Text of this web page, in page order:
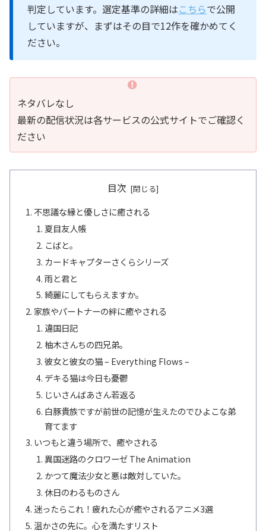
判定しています。選定基準の詳細はこちらで公開
していますが、まずはその目で12作を確かめてく
ださい。
ネタバレなし
最新の配信状況は各サービスの公式サイトでご確認く
ださい
目次
不思議な縁と優しさに癒される
夏目友人帳
こばと。
カードキャプターさくらシリーズ
雨と君と
綺麗にしてもらえますか。
家族やパートナーの絆に癒やされる
違国日記
柚木さんちの四兄弟。
彼女と彼女の猫 – Everything Flows –
デキる猫は今日も憂鬱
じいさんばあさん若返る
白豚貴族ですが前世の記憶が生えたのでひよこな弟
育てます
いつもと違う場所で、癒やされる
異国迷路のクロワーゼ The Animation
かつて魔法少女と悪は敵対していた。
休日のわるものさん
迷ったらこれ！疲れた心が癒やされるアニメ3選
温かさの先に。心を満たすリスト